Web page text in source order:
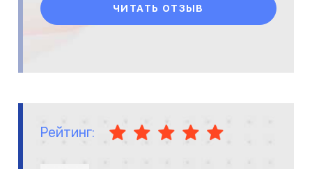
ЧИТАТЬ ОТЗЫВ
Рейтинг: